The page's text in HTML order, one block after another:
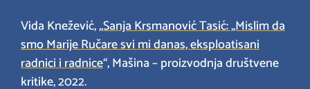
Vida Knežević, „Sanja Krsmanović Tasić: „Mislim da
smo Marije Ručare svi mi danas, eksploatisani
radnici i radnice“, Mašina – proizvodnja društvene
kritike, 2022.